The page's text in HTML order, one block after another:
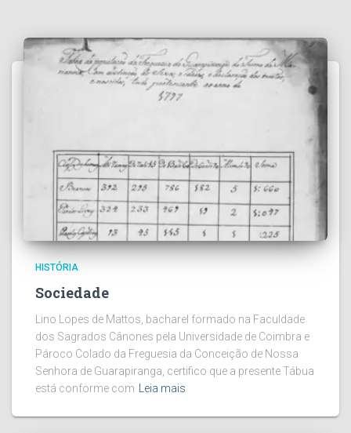
HISTÓRIA
Sociedade
Lino Lopes de Mattos, bacharel formado na Faculdade
dos Sagrados Cânones pela Universidade de Coimbra e
Pároco Colado da Freguesia da Conceição de Nossa
Senhora de Guarapiranga, certifico que a presente Tábua
está conforme com
Leia mais